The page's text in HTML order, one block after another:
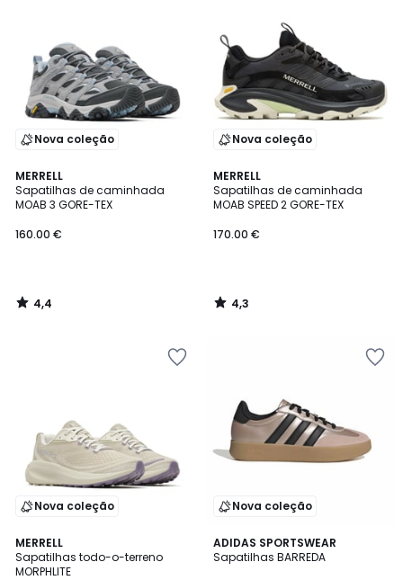
Nova coleção
MERRELL
Sapatilhas de caminhada
MOAB 3 GORE-TEX
160.00 €
4,4
/ 5
4,4
/
Nova coleção
MERRELL
Sapatilhas de caminhada
MOAB SPEED 2 GORE-TEX
170.00 €
4,3
/ 5
4,3
/
Nova coleção
MERRELL
Sapatilhas todo-o-terreno
MORPHLITE
4,6
/ 5
Nova coleção
ADIDAS SPORTSWEAR
Sapatilhas BARREDA
4,8
/ 5